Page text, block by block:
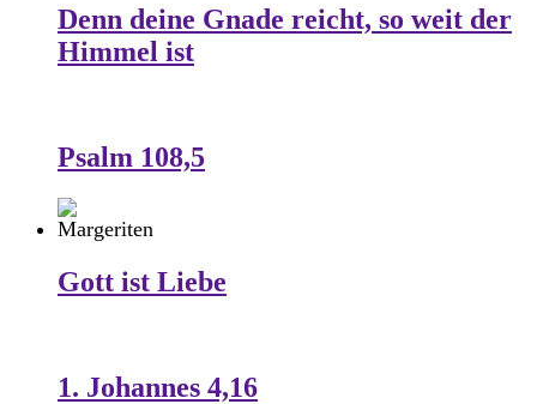
Denn deine Gnade reicht, so weit der
Himmel ist
Psalm 108,5
Gott ist Liebe
1. Johannes 4,16